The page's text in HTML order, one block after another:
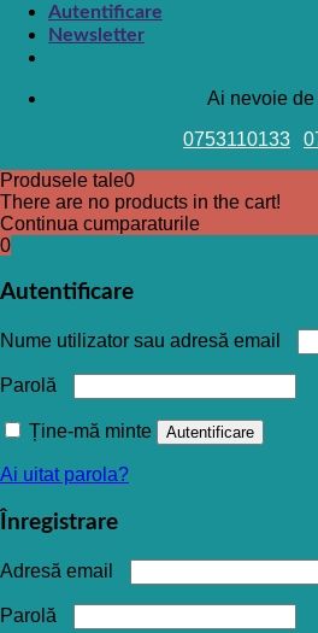
Autentificare
Newsletter
Ai nevoie
0753110133
Produsele tale0
There are no products in the cart!
Continua cumparaturile
0
Autentificare
Nume utilizator sau adresă email
Parolă
Ține-mă minte Autentificare
Ai uitat parola?
Înregistrare
Adresă email
Parolă